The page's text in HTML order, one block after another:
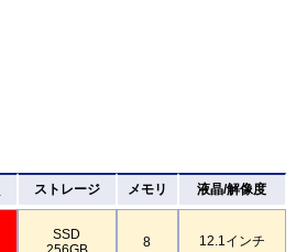
ストレージ メモリ 液晶/解像度
SSD
8
12.1インチ